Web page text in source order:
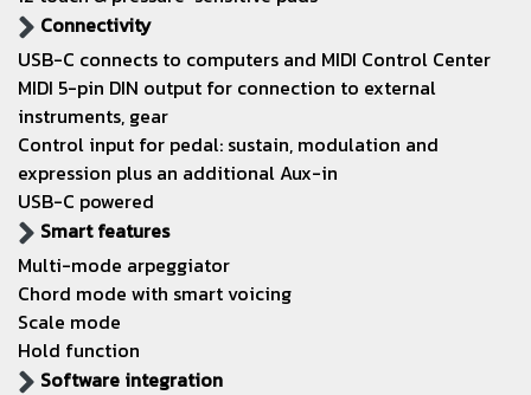
Connectivity
USB-C connects to computers and MIDI Control Center
MIDI 5-pin DIN output for connection to external
instruments, gear
Control input for pedal: sustain, modulation and
expression plus an additional Aux-in
USB-C powered
Smart features
Multi-mode arpeggiator
Chord mode with smart voicing
Scale mode
Hold function
Software integration